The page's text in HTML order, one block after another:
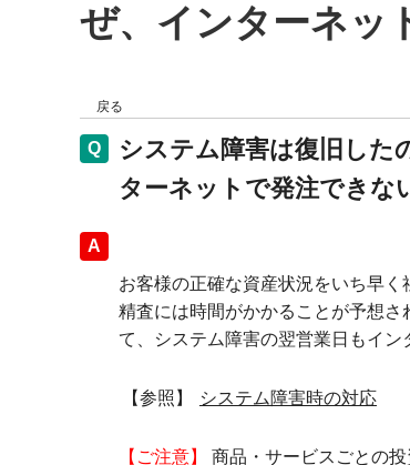
ぜ、インターネッ
戻る
システム障害は復旧した
ターネットで発注できな
回答
お客様の正確な資産状況をいち早く
精査には時間がかかることが予想
て、システム障害の翌営業日もイン
【参照】 システム障害時の対応
【ご注意】 商品・サービスごとの